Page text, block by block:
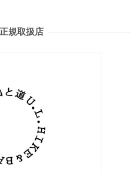
規取扱店